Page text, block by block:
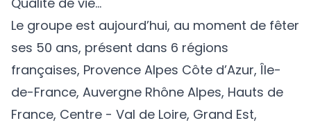
Le groupe est aujourd’hui, au moment de fêter
ses 50 ans, présent dans 6 régions
françaises, Provence Alpes Côte d’Azur, Île-
de-France, Auvergne Rhône Alpes, Hauts de
France, Centre - Val de Loire, Grand Est,